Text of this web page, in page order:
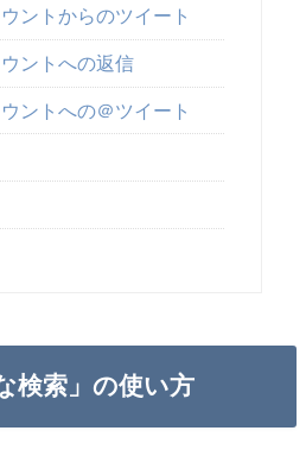
ントからのツイート
ントへの返信
ントへの＠ツイート
検索」の使い方